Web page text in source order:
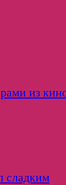
из
сладким